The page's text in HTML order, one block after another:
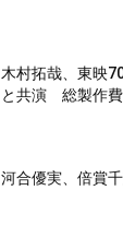
木村拓哉、東映
と共演 総製作費
河合優実、倍賞